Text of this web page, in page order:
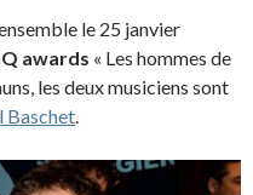
le 25 janvier
awards « Les hommes de
les deux musiciens sont
Baschet